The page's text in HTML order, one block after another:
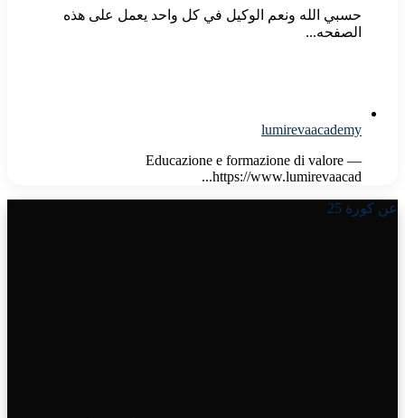
حسبي الله ونعم الوكيل في كل واحد يعمل على هذه
الصفحه...
lumirevaacademy
Educazione e formazione di valore —
https://www.lumirevaacad...
عن كورة 25